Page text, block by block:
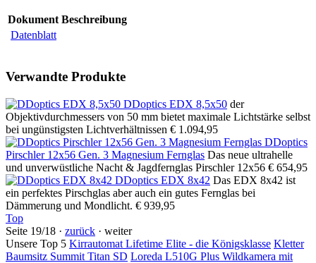
Dokument Beschreibung
Datenblatt
Verwandte Produkte
DDoptics EDX 8,5x50 der
Objektivdurchmessers von 50 mm bietet maximale Lichtstärke selbst
bei ungünstigsten Lichtverhältnissen € 1.094,95
DDoptics
Pirschler 12x56 Gen. 3 Magnesium Fernglas Das neue ultrahelle
und unverwüstliche Nacht & Jagdfernglas Pirschler 12x56 € 654,95
DDoptics EDX 8x42 Das EDX 8x42 ist
ein perfektes Pirschglas aber auch ein gutes Fernglas bei
Dämmerung und Mondlicht. € 939,95
Top
Seite 19/18 · zurück · weiter
Unsere Top 5 Kirrautomat Lifetime Elite - die Königsklasse Kletter
Baumsitz Summit Titan SD Loreda L510G Plus Wildkamera mit